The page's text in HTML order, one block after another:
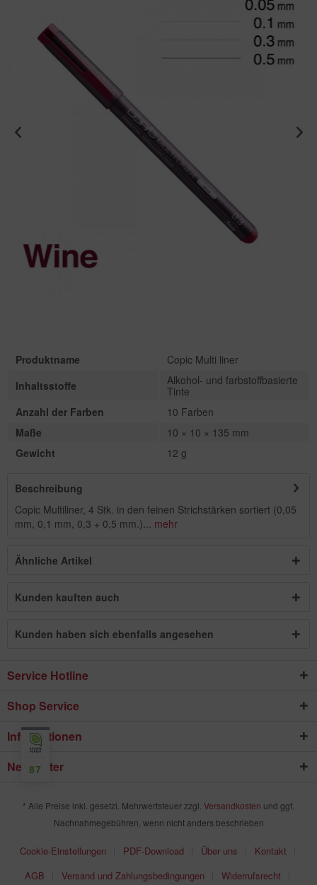
Produktname
Copic Multi liner
Inhaltsstoffe
Alkohol- und farbstoffbasierte
Tinte
Anzahl der Farben
10 Farben
Maße
10 × 10 × 135 mm
Gewicht
12 g
Beschreibung
Copic Multiliner, 4 Stk. in den feinen Strichstärken sortiert (0,05
mm, 0,1 mm, 0,3 + 0,5 mm.)... mehr
Ähnliche Artikel
Kunden kauften auch
Kunden haben sich ebenfalls angesehen
Service Hotline
Shop Service
Informationen
Newsletter
* Alle Preise inkl. gesetzl. Mehrwertsteuer zzgl. Versandkosten und ggf.
Nachnahmegebühren, wenn nicht anders beschrieben
Cookie-Einstellungen PDF-Download Über uns
Kontakt
AGB
Versand und Zahlungsbedingungen Widerrufsrecht
87